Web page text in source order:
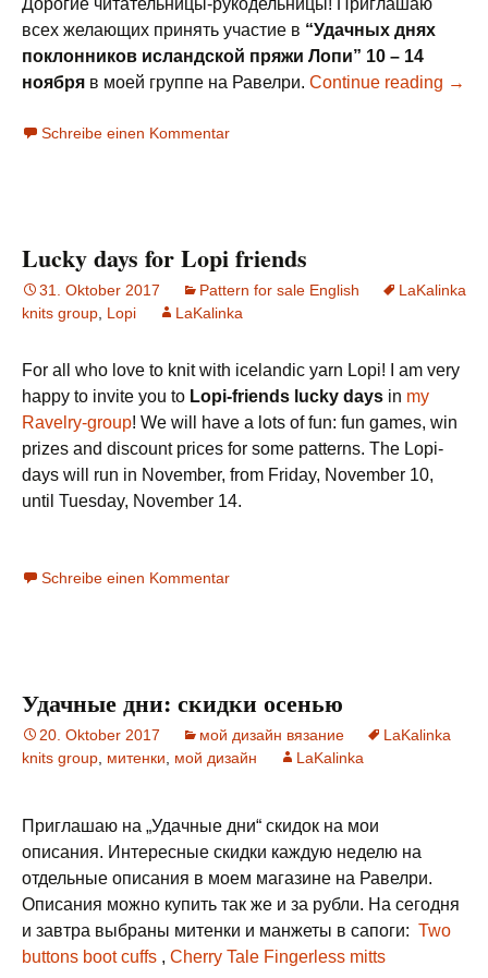
Дорогие читательницы-рукодельницы! Приглашаю
всех желающих принять участие в “Удачных днях
поклонников исландской пряжи Лопи” 10 – 14
ноября в моей группе на Равелри. Continue reading →
Schreibe einen Kommentar
Lucky days for Lopi friends
31. Oktober 2017 Pattern for sale English
LaKalinka
knits group Lopi LaKalinka
For all who love to knit with icelandic yarn Lopi! I am very
happy to invite you to Lopi-friends lucky days in my
Ravelry-group! We will have a lots of fun: fun games, win
prizes and discount prices for some patterns. The Lopi-
days will run in November, from Friday, November 10,
until Tuesday, November 14.
Schreibe einen Kommentar
Удачные дни: скидки осенью
20. Oktober 2017 мой дизайн вязание
LaKalinka
knits group митенки мой дизайн LaKalinka
Приглашаю на „Удачные дни“ скидок на мои
описания. Интересные скидки каждую неделю на
отдельные описания в моем магазине на Равелри.
Описания можно купить так же и за рубли. На сегодня
и завтра выбраны митенки и манжеты в сапоги: Two
buttons boot cuffs , Cherry Tale Fingerless mitts